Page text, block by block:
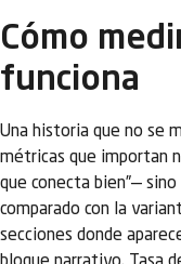
Cómo
funciona
Una historia que no se
métricas que importan
que conecta bien”—
comparado con la
secciones donde